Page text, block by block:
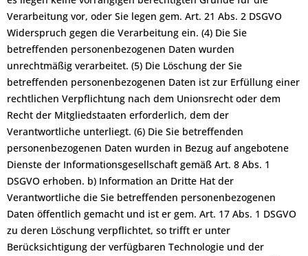
Verarbeitung vor, oder Sie legen gem. Art. 21 Abs. 2 DSGVO
Widerspruch gegen die Verarbeitung ein. (4) Die Sie
betreffenden personenbezogenen Daten wurden
unrechtmäßig verarbeitet. (5) Die Löschung der Sie
betreffenden personenbezogenen Daten ist zur Erfüllung einer
rechtlichen Verpflichtung nach dem Unionsrecht oder dem
Recht der Mitgliedstaaten erforderlich, dem der
Verantwortliche unterliegt. (6) Die Sie betreffenden
personenbezogenen Daten wurden in Bezug auf angebotene
Dienste der Informationsgesellschaft gemäß Art. 8 Abs. 1
DSGVO erhoben. b) Information an Dritte Hat der
Verantwortliche die Sie betreffenden personenbezogenen
Daten öffentlich gemacht und ist er gem. Art. 17 Abs. 1 DSGVO
zu deren Löschung verpflichtet, so trifft er unter
Berücksichtigung der verfügbaren Technologie und der